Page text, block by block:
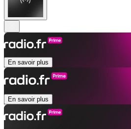
En savoir plus
En savoir plus